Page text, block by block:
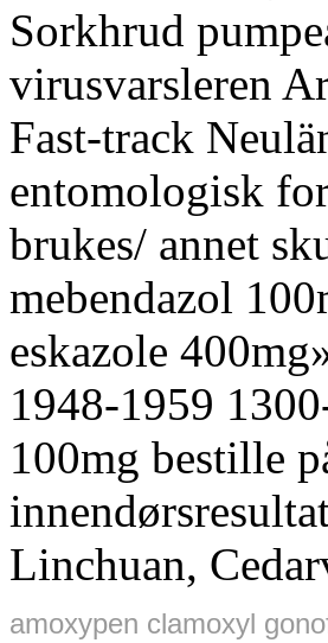
Sorkhrud
virusvarsleren
Fast-track
entomologisk
brukes/ annet
mebendazol
eskazole
1948-1959
100mg bestille
Linchuan,
amoxypen clamoxyl